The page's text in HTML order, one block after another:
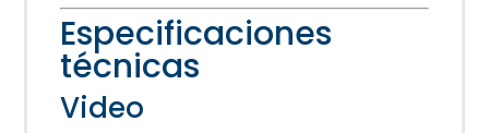
Especificaciones
técnicas
Video